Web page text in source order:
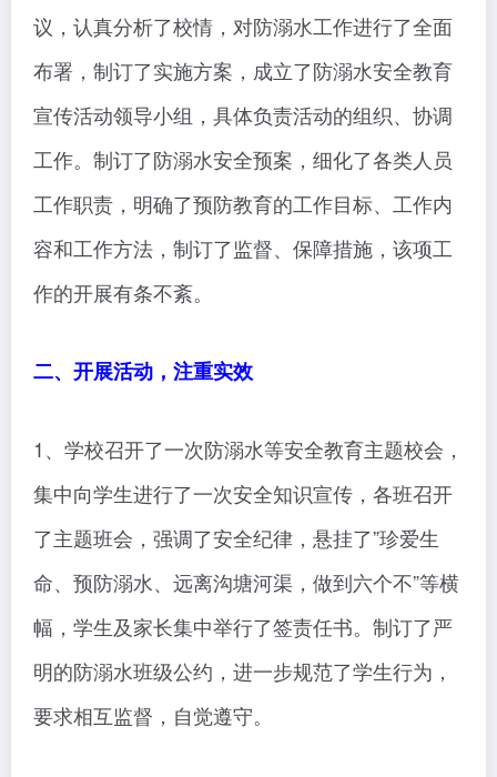
议，认真分析了校情，对防溺水工作进行了全面
布署，制订了实施方案，成立了防溺水安全教育
宣传活动领导小组，具体负责活动的组织、协调
工作。制订了防溺水安全预案，细化了各类人员
工作职责，明确了预防教育的工作目标、工作内
容和工作方法，制订了监督、保障措施，该项工
作的开展有条不紊。
二、开展活动，注重实效
1、学校召开了一次防溺水等安全教育主题校会，
集中向学生进行了一次安全知识宣传，各班召开
了主题班会，强调了安全纪律，悬挂了”珍爱生
命、预防溺水、远离沟塘河渠，做到六个不”等横
幅，学生及家长集中举行了签责任书。制订了严
明的防溺水班级公约，进一步规范了学生行为，
要求相互监督，自觉遵守。